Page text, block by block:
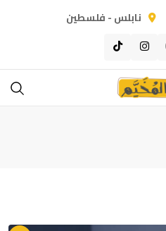
نابلس - فلسطين